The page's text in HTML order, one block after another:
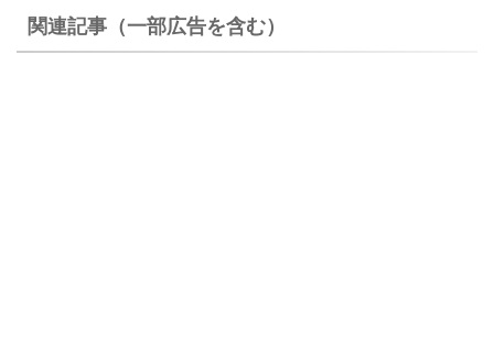
関連記事（一部広告を含む）